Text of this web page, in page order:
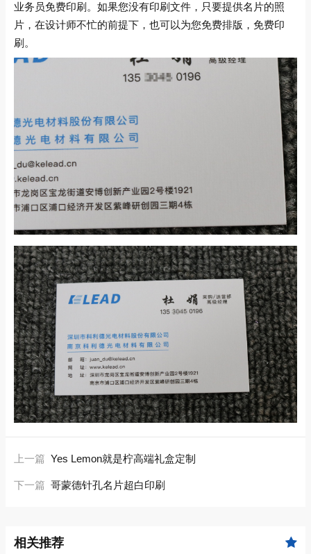
业务员免费印刷。如果您没有印刷文件，只要提供名片的照
片，在设计师不忙的前提下，也可以为您免费排版，免费印
刷。
上一篇 Yes Lemon就是柠高端礼盒定制
下一篇 哥蒙德针孔名片超白印刷
相关推荐